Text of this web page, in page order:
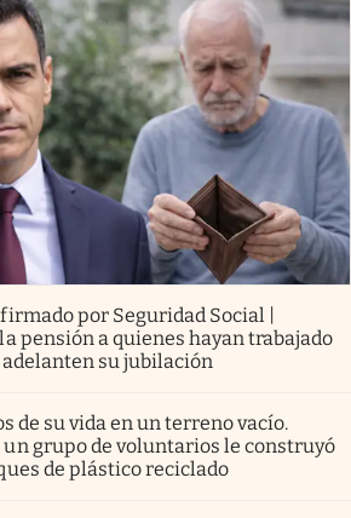
por Seguridad Social |
pensión a quienes hayan trabajado
adelanten su jubilación
de su vida en un terreno vacío.
un grupo de voluntarios le construyó
de plástico reciclado